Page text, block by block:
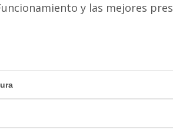
y las mejores